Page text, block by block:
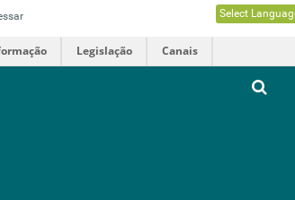
Select
Legislação Canais